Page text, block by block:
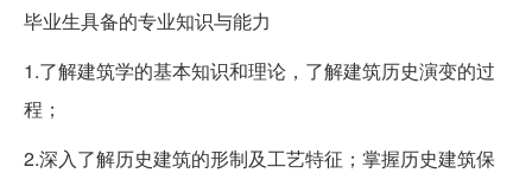
毕业生具备的专业知识与能力
1.了解建筑学的基本知识和理论，了解建筑历史演变的过
程；
2.深入了解历史建筑的形制及工艺特征；掌握历史建筑保